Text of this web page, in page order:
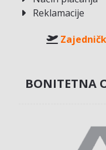
Reklamacije
BONITETNA